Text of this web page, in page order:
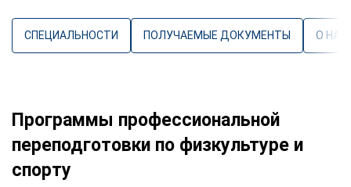
СПЕЦИАЛЬНОСТИ ПОЛУЧАЕМЫЕ ДОКУМЕНТЫ О
Программы профессиональной
переподготовки по физкультуре и
спорту